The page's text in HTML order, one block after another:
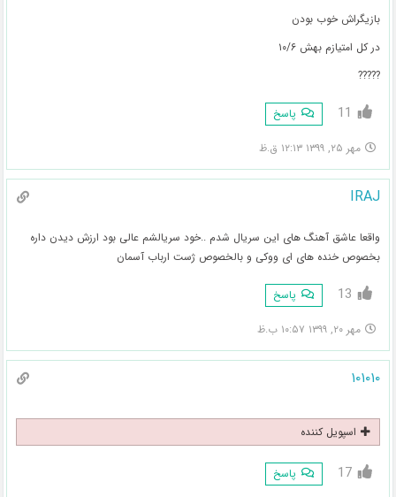
بازیگراش خوب بودن
در کل امتیازم بهش ۱۰/۶
?????
11 پاسخ
مهر ۲۵, ۱۳۹۹ ۱۲:۱۳ ق.ظ
IRAJ
واقعا عاشق آهنگ های این سریال شدم ..خود سریالشم عالی بود ارزش دیدن داره
بخصوص خنده های ای ووکی و بالخصوص ژست ارباب آسمان
13 پاسخ
مهر ۲۰, ۱۳۹۹ ۱۰:۵۷ ب.ظ
۱۰۱۰۱۰
اسپویل کننده
17 پاسخ